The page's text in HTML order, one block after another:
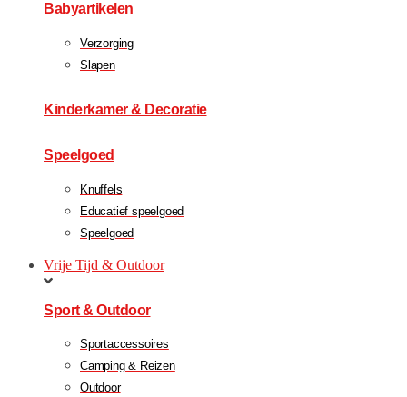
Babyartikelen
Verzorging
Slapen
Kinderkamer & Decoratie
Speelgoed
Knuffels
Educatief speelgoed
Speelgoed
Vrije Tijd & Outdoor
Sport & Outdoor
Sportaccessoires
Camping & Reizen
Outdoor